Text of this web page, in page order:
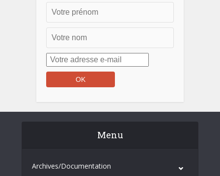
Menu
Archives/Documentation